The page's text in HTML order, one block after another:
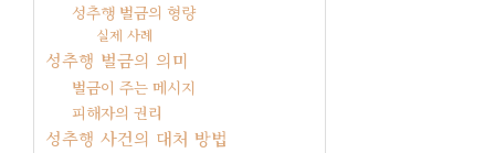
성추행 벌금의 형량
실제 사례
성추행 벌금의 의미
벌금이 주는 메시지
피해자의 권리
성추행 사건의 대처 방법